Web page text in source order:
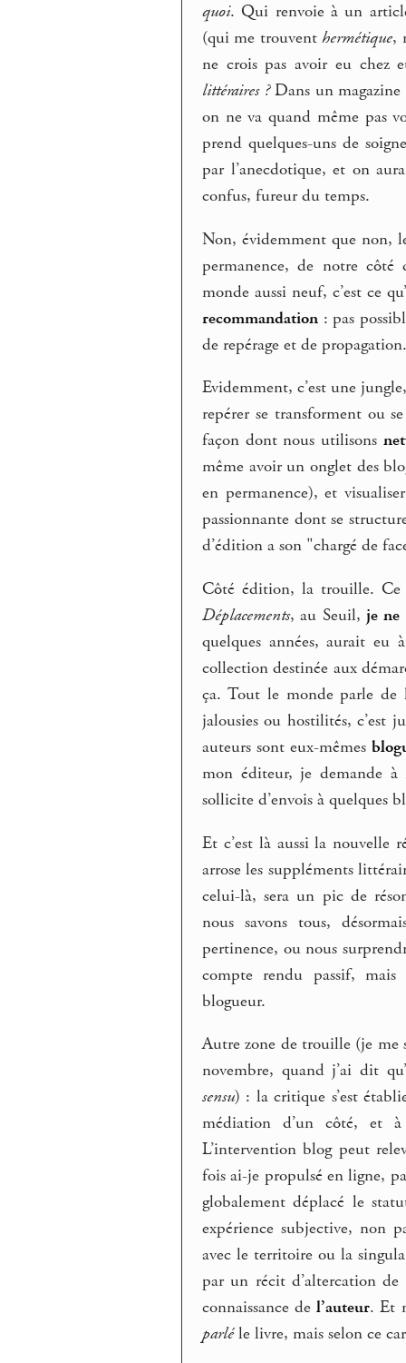
quoi. Qui renvoie à un
(qui me trouventhermétique,
ne crois pas avoir eu chez
littéraires ?Dans un magazine
on ne va quand même pas
prend quelques-uns de
par l’anecdotique, et on
confus, fureur du temps.
Non, évidemment que non,
permanence, de notre
monde aussi neuf, c’est ce
recommandation : pas
de repérage et de
Evidemment, c’est une
repérer se transforment ou
façon dont nous utilisons
même avoir un onglet des
en permanence), et
passionnante dont se
d’édition a son "chargé de
Côté édition, la trouille. Ce
Déplacements, au Seuil, je ne
quelques années, aurait eu
collection destinée aux
ça. Tout le monde parle de
jalousies ou hostilités, c’est
auteurs sont eux-mêmes
mon éditeur, je demande à
sollicite d’envois à quelques
Et c’est là aussi la nouvelle
arrose les suppléments
celui-là, sera un pic de
nous savons tous,
pertinence, ou nous
compte rendu passif,
blogueur.
Autre zone de trouille (je me
novembre, quand j’ai dit
sensu) : la critique s’est
médiation d’un côté, et
L’intervention blog peut
fois ai-je propulsé en ligne,
globalement déplacé le
expérience subjective, non
avec le territoire ou la
par un récit d’altercation
connaissance del’auteur. Et
parléle livre, mais selon ce